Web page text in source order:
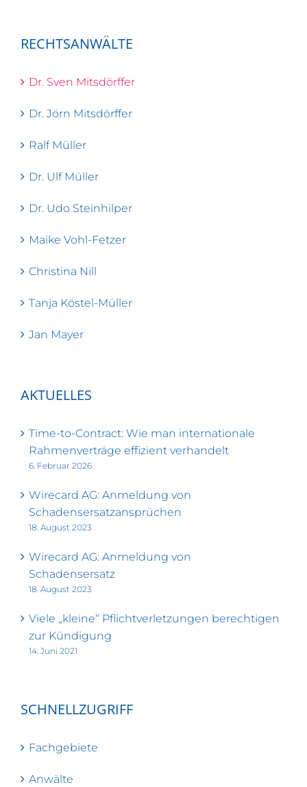
RECHTSANWÄLTE
Dr. Sven Mitsdörffer
Dr. Jörn Mitsdörffer
Ralf Müller
Dr. Ulf Müller
Dr. Udo Steinhilper
Maike Vohl-Fetzer
Christina Nill
Tanja Köstel-Müller
Jan Mayer
AKTUELLES
Time-to-Contract: Wie man internationale
Rahmenverträge effizient verhandelt
6. Februar 2026
Wirecard AG: Anmeldung von
Schadensersatzansprüchen
18. August 2023
Wirecard AG: Anmeldung von
Schadensersatz
18. August 2023
Viele „kleine“ Pflichtverletzungen berechtigen
zur Kündigung
14. Juni 2021
SCHNELLZUGRIFF
Fachgebiete
Anwälte